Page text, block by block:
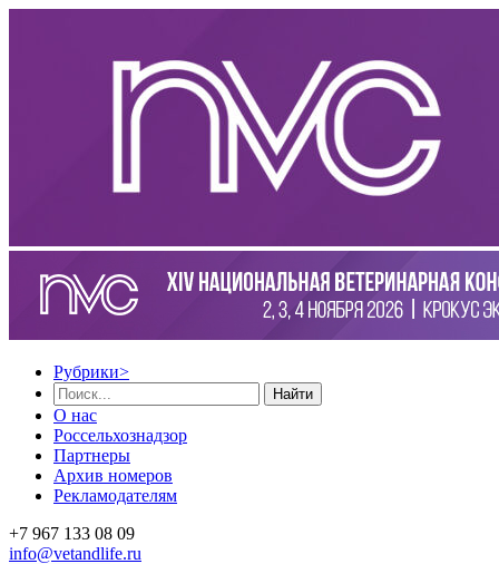
Рубрики>
Найти
О нас
Россельхознадзор
Партнеры
Архив номеров
Рекламодателям
+7 967 133 08 09
info@vetandlife.ru